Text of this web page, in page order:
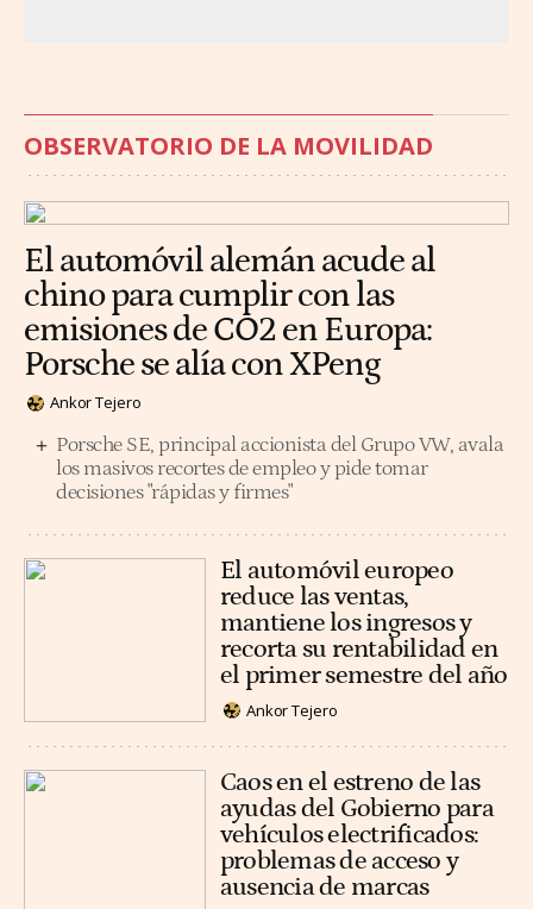
OBSERVATORIO DE LA MOVILIDAD
El automóvil alemán acude al
chino para cumplir con las
emisiones de CO2 en Europa:
Porsche se alía con XPeng
Ankor Tejero
Porsche SE, principal accionista del Grupo VW, avala
los masivos recortes de empleo y pide tomar
decisiones "rápidas y firmes"
El automóvil europeo
reduce las ventas,
mantiene los ingresos y
recorta su rentabilidad en
el primer semestre del año
Ankor Tejero
Caos en el estreno de las
ayudas del Gobierno para
vehículos electrificados:
problemas de acceso y
ausencia de marcas